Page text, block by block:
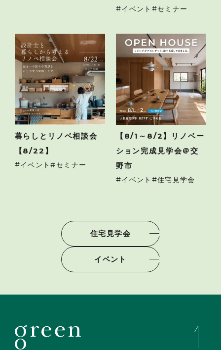
イベント セミナー
暮らしとリノベ相談会
【8/22】
イベント セミナー
【8/1～8/2】リノベー
ション完成見学会＠交
野市
イベント 住宅見学会
住宅見学会
イベント